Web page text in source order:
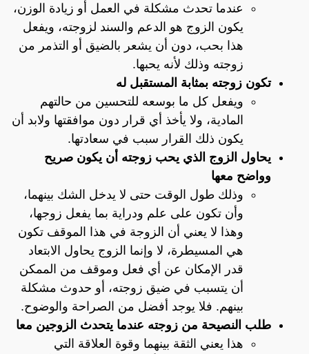
عندما تحدث مشكلة في العمل أو زيادة الوزن،
يكون الزوج هو الدعم والسند لزوجته، ويفعل
هذا بحب، دون أن يشعر بالضيق أو التذمر من
زوجته وذلك لأنه يحبها.
تكون زوجته بمثابة المستقبل له
ويفعل كل ما بوسعه للتحسين من حالتهم
المادية، ولا يأخذ أي قرار دون موافقتها ولابد أن
يكون ذلك القرار سبب في سعادتها.
يحاول الزوج الذي يحب زوجته أن يكون صريح
وواضح معها
وذلك طول الوقت حتى لا يدخل الشك بينهما،
وأن تكون على علم ودراية بما يفعل زوجها،
وهذا لا يعني أن الزوجة في هذا الموقف تكون
هي المسيطرة، لا وإنما الزوج يحاول الابتعاد
قدر الإمكان عن أي فعل وموقف من الممكن
أن يتسبب في ضيق زوجته، أو حدوث مشكلة
بينهم. فلا يوجد أفضل من الصراحة والوضوح.
طلب النصيحة من زوجته عندما يتحدث الزوجين معا
هذا يعني الثقة بينهما وقوة العلاقة التي